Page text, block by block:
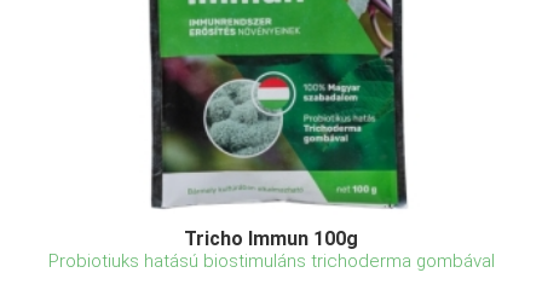
Tricho Immun 100g
Probiotiuks hatású biostimuláns trichoderma gombával